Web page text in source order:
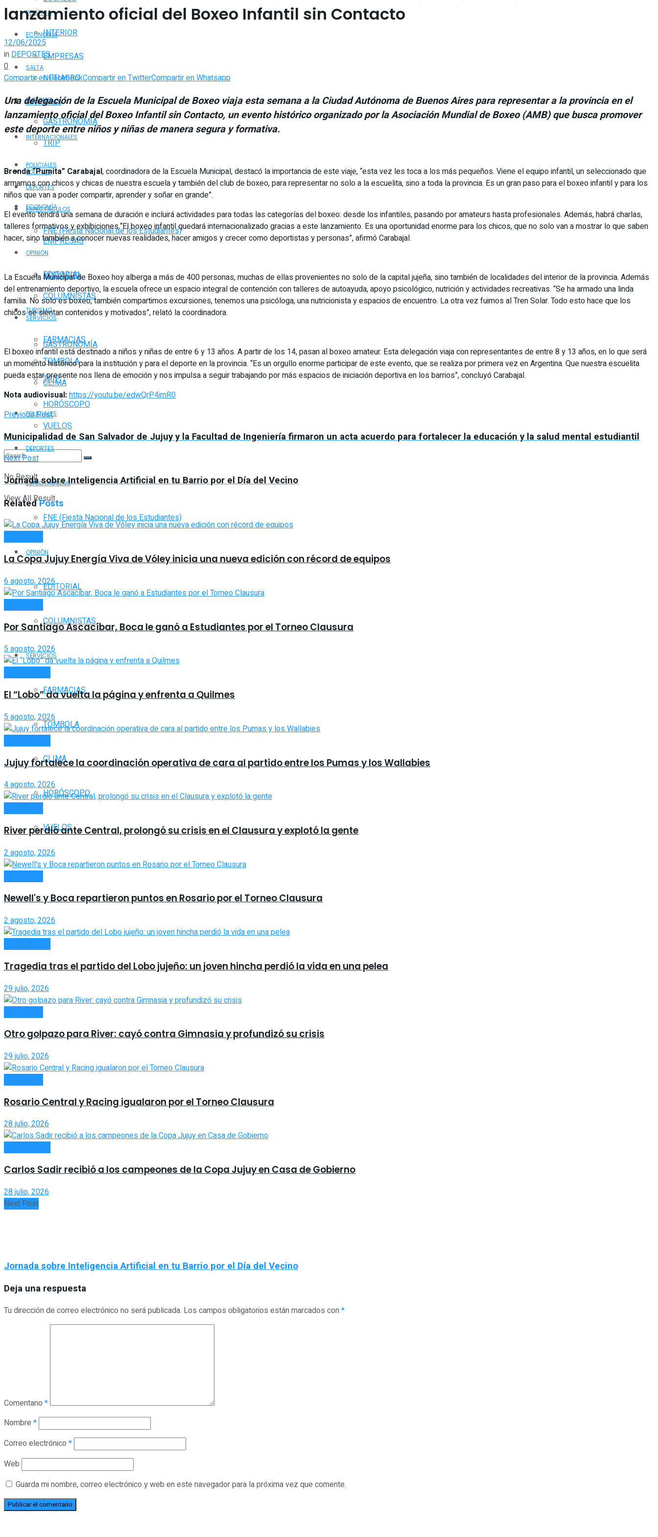
POLÍTICA
ECONOMÍA
EMPRESAS
NOTIAGRO
TURISMO
GASTRONOMÍA
TRIP
POLICIALES
DEPORTES
ESPECTÁCULOS
FNE (Fiesta Nacional de los Estudiantes)
OPINIÓN
EDITORIAL
COLUMNISTAS
SERVICIOS
FARMACIAS
TOMBOLA
CLIMA
HORÓSCOPO
VUELOS
No Result
View All Result
INTERIOR
SALTA
NACIONALES
INTERNACIONALES
POLÍTICA
ECONOMÍA
EMPRESAS
NOTIAGRO
TURISMO
GASTRONOMÍA
TRIP
POLICIALES
DEPORTES
ESPECTÁCULOS
FNE (Fiesta Nacional de los Estudiantes)
OPINIÓN
EDITORIAL
COLUMNISTAS
SERVICIOS
FARMACIAS
TOMBOLA
CLIMA
HORÓSCOPO
VUELOS
lanzamiento oficial del Boxeo Infantil sin Contacto
12/06/2025
inDEPORTES
0
Compartir en FacebookCompartir en TwitterCompartir en Whatsapp
Una delegación de la Escuela Municipal de Boxeo viaja esta semana a la Ciudad Autónoma de Buenos Aires para representar a la provincia en el
lanzamiento oficial del Boxeo Infantil sin Contacto, un evento histórico organizado por la Asociación Mundial de Boxeo (AMB) que busca promover
este deporte entre niños y niñas de manera segura y formativa.
Brenda “Pumita” Carabajal, coordinadora de la Escuela Municipal, destacó la importancia de este viaje, “esta vez les toca a los más pequeños. Viene el equipo infantil, un seleccionado que
armamos con chicos y chicas de nuestra escuela y también del club de boxeo, para representar no solo a la escuelita, sino a toda la provincia. Es un gran paso para el boxeo infantil y para los
niños que van a poder compartir, aprender y soñar en grande”.
El evento tendrá una semana de duración e incluirá actividades para todas las categorías del boxeo: desde los infantiles, pasando por amateurs hasta profesionales. Además, habrá charlas,
talleres formativos y exhibiciones.“El boxeo infantil quedará internacionalizado gracias a este lanzamiento. Es una oportunidad enorme para los chicos, que no solo van a mostrar lo que saben
hacer, sino también a conocer nuevas realidades, hacer amigos y crecer como deportistas y personas”, afirmó Carabajal.
La Escuela Municipal de Boxeo hoy alberga a más de 400 personas, muchas de ellas provenientes no solo de la capital jujeña, sino también de localidades del interior de la provincia. Además
del entrenamiento deportivo, la escuela ofrece un espacio integral de contención con talleres de autoayuda, apoyo psicológico, nutrición y actividades recreativas. “Se ha armado una linda
familia. No solo es boxeo, también compartimos excursiones, tenemos una psicóloga, una nutricionista y espacios de encuentro. La otra vez fuimos al Tren Solar. Todo esto hace que los
chicos se sientan contenidos y motivados”, relató la coordinadora.
El boxeo infantil está destinado a niños y niñas de entre 6 y 13 años. A partir de los 14, pasan al boxeo amateur. Esta delegación viaja con representantes de entre 8 y 13 años, en lo que será
un momento histórico para la institución y para el deporte en la provincia. “Es un orgullo enorme participar de este evento, que se realiza por primera vez en Argentina. Que nuestra escuelita
pueda estar presente nos llena de emoción y nos impulsa a seguir trabajando por más espacios de iniciación deportiva en los barrios”, concluyó Carabajal.
Nota audiovisual:https://youtu.be/edwQrP4imR0
Previous Post
Municipalidad de San Salvador de Jujuy y la Facultad de Ingeniería firmaron un acta acuerdo para fortalecer la educación y la salud mental estudiantil
Next Post
Jornada sobre Inteligencia Artificial en tu Barrio por el Día del Vecino
RelatedPosts
La Copa Jujuy Energía Viva de Vóley inicia una nueva edición con récord de equipos
6 agosto, 2026
Por Santiago Ascacíbar, Boca le ganó a Estudiantes por el Torneo Clausura
5 agosto, 2026
El “Lobo” da vuelta la página y enfrenta a Quilmes
5 agosto, 2026
Jujuy fortalece la coordinación operativa de cara al partido entre los Pumas y los Wallabies
4 agosto, 2026
River perdió ante Central, prolongó su crisis en el Clausura y explotó la gente
2 agosto, 2026
Newell's y Boca repartieron puntos en Rosario por el Torneo Clausura
2 agosto, 2026
Tragedia tras el partido del Lobo jujeño: un joven hincha perdió la vida en una pelea
29 julio, 2026
Otro golpazo para River: cayó contra Gimnasia y profundizó su crisis
29 julio, 2026
Rosario Central y Racing igualaron por el Torneo Clausura
28 julio, 2026
Carlos Sadir recibió a los campeones de la Copa Jujuy en Casa de Gobierno
28 julio, 2026
Next Post
Jornada sobre Inteligencia Artificial en tu Barrio por el Día del Vecino
Deja una respuesta
Tu dirección de correo electrónico no será publicada. Los campos obligatorios están marcados con*
Comentario *
Nombre *
Correo electrónico *
Web
Guarda mi nombre, correo electrónico y web en este navegador para la próxima vez que comente.